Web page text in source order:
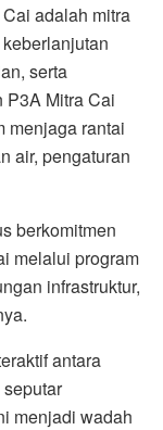
adalah mitra
serta
P3A Mitra Cai
menjaga rantai
air, pengaturan
berkomitmen
melalui program
infrastruktur,
antara
menjadi wadah